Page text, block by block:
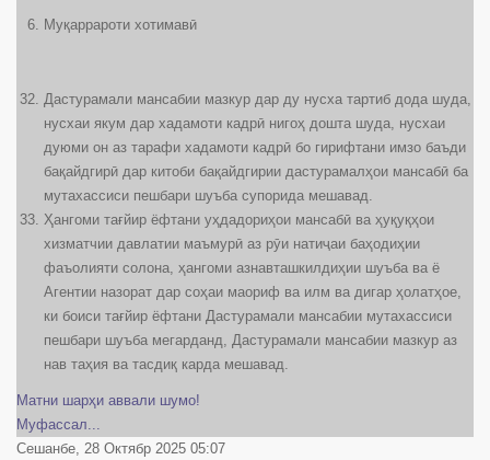
Муқаррароти хотимавӣ
Дастурамали мансабии мазкур дар ду нусха тартиб дода шуда,
нусхаи якум дар хадамоти кадрӣ нигоҳ дошта шуда, нусхаи
дуюми он аз тарафи хадамоти кадрӣ бо гирифтани имзо баъди
бақайдгирӣ дар китоби бақайдгирии дастурамалҳои мансабӣ ба
мутахассиси пешбари шуъба супорида мешавад.
Ҳангоми тағйир ёфтани уҳдадориҳои мансабӣ ва ҳуқуқҳои
хизматчии давлатии маъмурӣ аз рӯи натиҷаи баҳодиҳии
фаъолияти солона, ҳангоми азнавташкилдиҳии шуъба ва ё
Агентии назорат дар соҳаи маориф ва илм ва дигар ҳолатҳое,
ки боиси тағйир ёфтани Дастурамали мансабии мутахассиси
пешбари шуъба мегарданд, Дастурамали мансабии мазкур аз
нав таҳия ва тасдиқ карда мешавад.
Матни шарҳи аввали шумо!
Муфассал...
Сешанбе, 28 Октябр 2025 05:07